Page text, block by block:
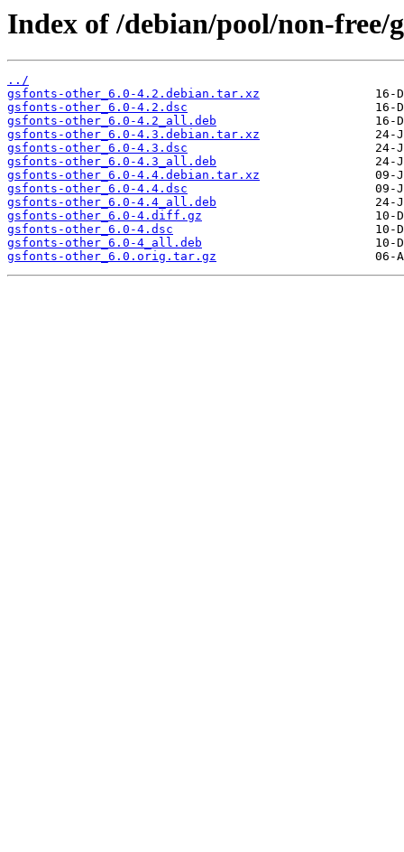
Index of /debian/pool/non-free/
../
gsfonts-other_6.0-4.2.debian.tar.xz
gsfonts-other_6.0-4.2.dsc
gsfonts-other_6.0-4.2_all.deb
gsfonts-other_6.0-4.3.debian.tar.xz
gsfonts-other_6.0-4.3.dsc
gsfonts-other_6.0-4.3_all.deb
gsfonts-other_6.0-4.4.debian.tar.xz
gsfonts-other_6.0-4.4.dsc
gsfonts-other_6.0-4.4_all.deb
gsfonts-other_6.0-4.diff.gz
gsfonts-other_6.0-4.dsc
gsfonts-other_6.0-4_all.deb
gsfonts-other_6.0.orig.tar.gz